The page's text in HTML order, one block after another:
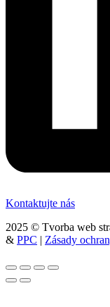
Kontaktujte nás
2025 © Tvorba web
& PPC | Zásady